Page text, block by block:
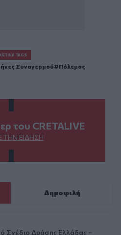
TAGS
Συναγερμού Πόλεμος
του CRETALIVE
ΤΗΝ ΕΊΔΗΣΗ
Δημοφιλή
Σχέδιο Δράσης Ελλάδας –